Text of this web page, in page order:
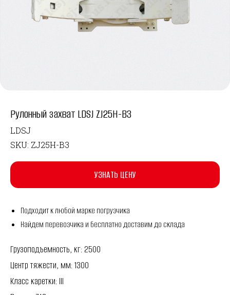
Рулонный захват LDSJ ZJ25H-B3
LDSJ
SKU: ZJ25H-B3
УЗНАТЬ ЦЕНУ
Подходит к любой марке погрузчика
Найдем перевозчика и бесплатно доставим до склада
Грузоподъемность, кг: 2500
Центр тяжести, мм: 1300
Класс каретки: III